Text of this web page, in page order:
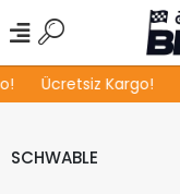
Ücretsiz Kargo!
SCHWABLE